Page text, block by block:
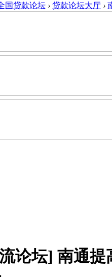
国贷款论坛 › 贷款论坛大厅 ›
论坛] 南通提